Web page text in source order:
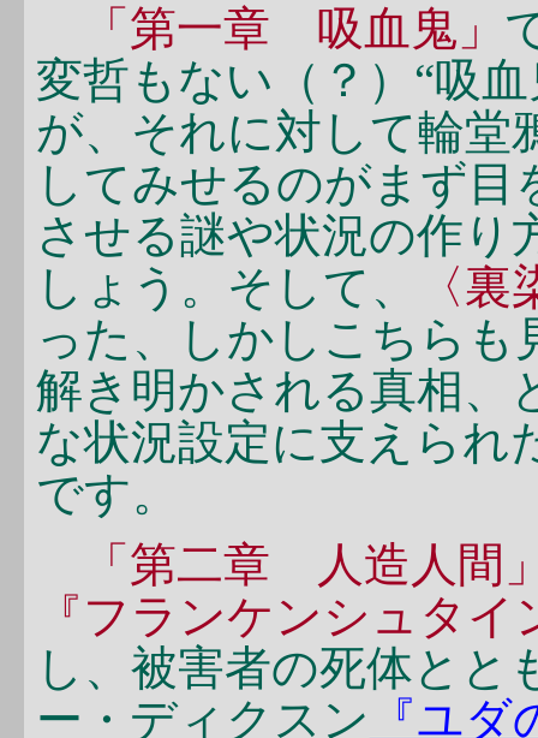
「第一章 吸血鬼」
変哲もない（？）“吸
が、それに対して輪堂
してみせるのがまず
させる謎や状況の作り
しょう。そして、
〈
った、しかしこちら
解き明かされる真相、
な状況設定に支えられ
です。
「第二章 人造人間
『フランケンシュタイ
し、被害者の死体とと
ー・ディクスン 『ユダ